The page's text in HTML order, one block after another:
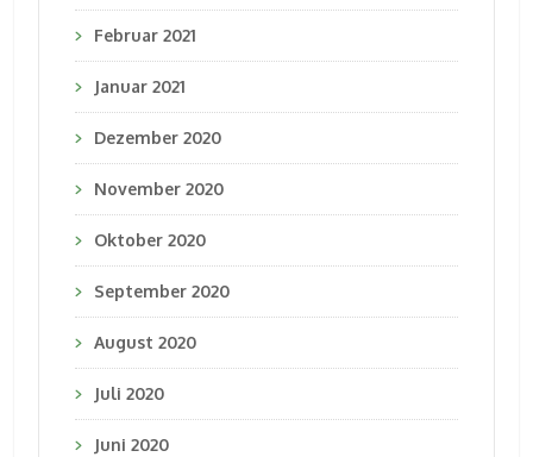
Februar 2021
Januar 2021
Dezember 2020
November 2020
Oktober 2020
September 2020
August 2020
Juli 2020
Juni 2020